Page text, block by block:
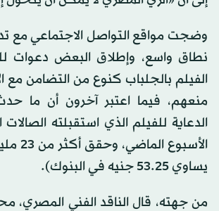
وضجت مواقع التواصل الاجتماعي مع
نطاق واسع، وإطلاق البعض دعوات
الفيلم بالجلباب كنوع من التضامن مع
منعهم، فيما اعتبر آخرون أن ما
الدعاية للفيلم الذي استقبلته الصالات
يساوي 53.25 جنيه في البنوك).
من جهته، قال الناقد الفني المصري،